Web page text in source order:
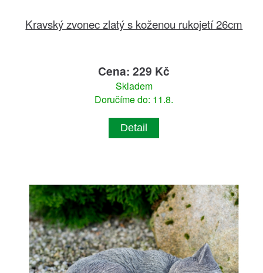
Kravský zvonec zlatý s koženou rukojetí 26cm
Cena: 229 Kč
Skladem
Doručíme do: 11.8.
Detail